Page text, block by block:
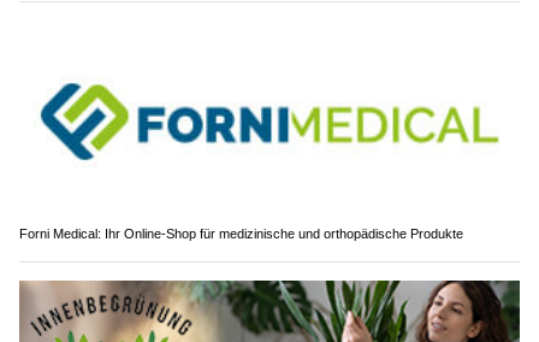
Forni Medical: Ihr Online-Shop für medizinische und orthopädische Produkte